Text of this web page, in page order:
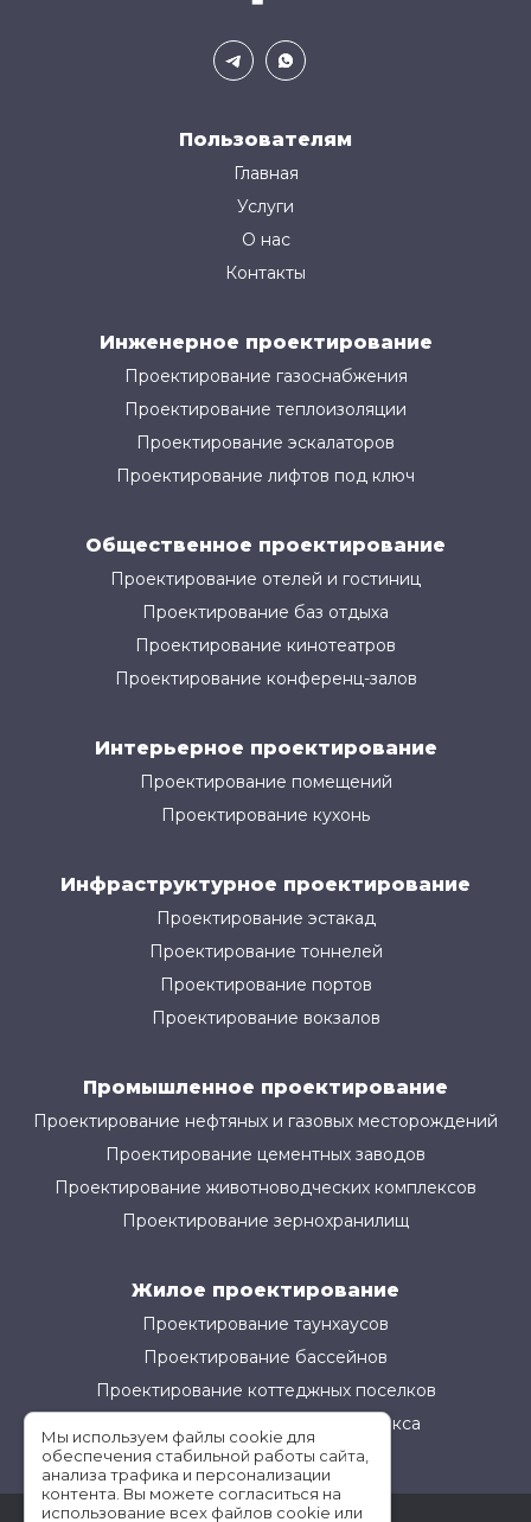
Пользователям
Главная
Услуги
О нас
Контакты
Инженерное проектирование
Проектирование газоснабжения
Проектирование теплоизоляции
Проектирование эскалаторов
Проектирование лифтов под ключ
Общественное проектирование
Проектирование отелей и гостиниц
Проектирование баз отдыха
Проектирование кинотеатров
Проектирование конференц-залов
Интерьерное проектирование
Проектирование помещений
Проектирование кухонь
Инфраструктурное проектирование
Проектирование эстакад
Проектирование тоннелей
Проектирование портов
Проектирование вокзалов
Промышленное проектирование
Проектирование нефтяных и газовых месторождений
Проектирование цементных заводов
Проектирование животноводческих комплексов
Проектирование зернохранилищ
Жилое проектирование
Проектирование таунхаусов
Проектирование бассейнов
Проектирование коттеджных поселков
Проектирование жилого комплекса
Мы используем файлы cookie для
обеспечения стабильной работы сайта,
анализа трафика и персонализации
контента. Вы можете согласиться на
использование всех файлов cookie или